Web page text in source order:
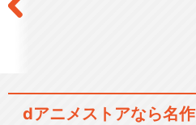
dアニメストアなら名